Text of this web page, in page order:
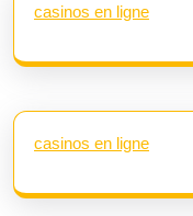
casinos en ligne
casinos en ligne